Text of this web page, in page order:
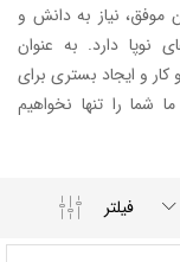
موفق، نیاز به دانش و
نوپا دارد. به عنوان
و ایجاد بستری برای
شما را تنها نخواهیم
فیلتر